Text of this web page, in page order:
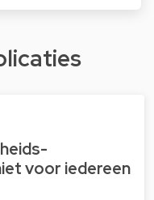
voor iedereen